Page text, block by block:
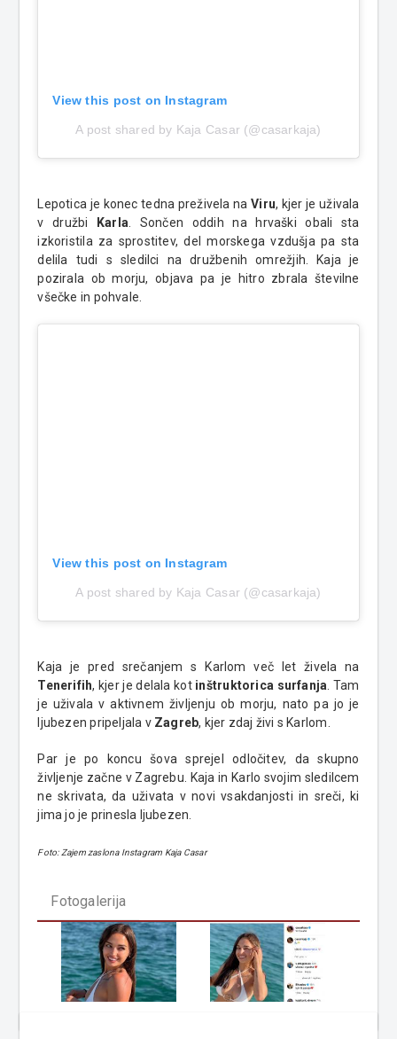
View this post on Instagram
A post shared by Kaja Casar (@casarkaja)
Lepotica je konec tedna preživela naViru, kjer je uživala
v družbi
Karla. Sončen oddih na hrvaški obali sta
izkoristila za sprostitev, del morskega vzdušja pa sta
delila tudi s sledilci na družbenih omrežjih. Kaja je
pozirala ob morju, objava pa je hitro zbrala številne
všečke in pohvale.
View this post on Instagram
A post shared by Kaja Casar (@casarkaja)
Kaja je pred srečanjem s Karlom več let živela na
Tenerifih, kjer je delala kot inštruktorica surfanja . Tam
je uživala v aktivnem življenju ob morju, nato pa jo je
ljubezen pripeljala v Zagreb, kjer zdaj živi s Karlom.
Par je po koncu šova sprejel odločitev, da skupno
življenje začne v Zagrebu. Kaja in Karlo svojim sledilcem
ne skrivata, da uživata v novi vsakdanjosti in sreči, ki
jima jo je prinesla ljubezen.
Foto: Zajem zaslona Instagram Kaja Casar
Fotogalerija